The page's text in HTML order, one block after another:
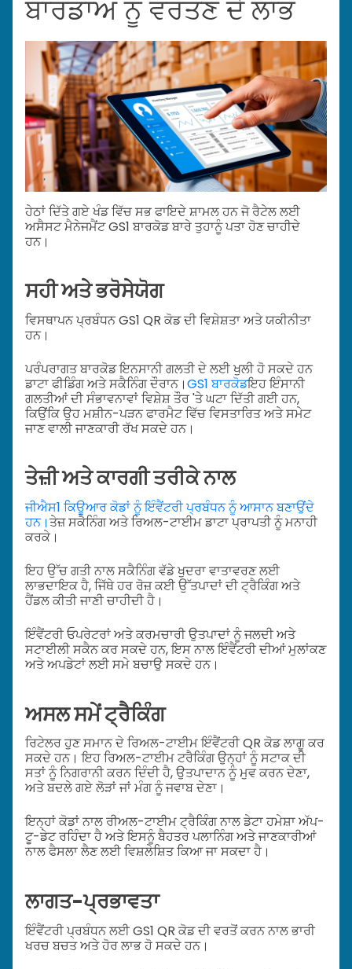
ਬਾਰਡਾਅ ਨੂੰ ਵਰਤਣ ਦੇ ਲਾਭ
ਹੇਠਾਂ ਦਿੱਤੇ ਗਏ ਖੰਡ ਵਿੱਚ ਸਭ ਫਾਇਦੇ ਸ਼ਾਮਲ ਹਨ ਜੋ ਰੈਟੇਲ ਲਈ
ਅਸੈਸਟ ਮੈਨੇਜਮੈਂਟ GS1 ਬਾਰਕੋਡ ਬਾਰੇ ਤੁਹਾਨੂੰ ਪਤਾ ਹੋਣ ਚਾਹੀਦੇ
ਹਨ।
ਸਹੀ ਅਤੇ ਭਰੋਸੇਯੋਗ
ਵਿਸਥਾਪਨ ਪ੍ਰਬੰਧਨ GS1 QR ਕੋਡ ਦੀ ਵਿਸ਼ੇਸ਼ਤਾ ਅਤੇ ਯਕੀਨੀਤਾ
ਹਨ।
ਪਰੰਪਰਾਗਤ ਬਾਰਕੋਡ ਇਨਸਾਨੀ ਗਲਤੀ ਦੇ ਲਈ ਖੁਲੀ ਹੋ ਸਕਦੇ ਹਨ
ਡਾਟਾ ਫੀਡਿੰਗ ਅਤੇ ਸਕੈਨਿੰਗ ਦੌਰਾਨ।GS1 ਬਾਰਕੋਡਇਹ ਇੰਸਾਨੀ
ਗਲਤੀਆਂ ਦੀ ਸੰਭਾਵਨਾਵਾਂ ਵਿਸ਼ੇਸ਼ ਤੌਰ 'ਤੇ ਘਟਾ ਦਿੱਤੀ ਗਈ ਹਨ,
ਕਿਉਂਕਿ ਉਹ ਮਸ਼ੀਨ-ਪੜਨ ਫਾਰਮੈਟ ਵਿੱਚ ਵਿਸਤਾਰਿਤ ਅਤੇ ਸਮੇਟ
ਜਾਣ ਵਾਲੀ ਜਾਣਕਾਰੀ ਰੱਖ ਸਕਦੇ ਹਨ।
ਤੇਜ਼ੀ ਅਤੇ ਕਾਰਗੀ ਤਰੀਕੇ ਨਾਲ
ਜੀਐਸ1 ਕਿਊਆਰ ਕੋਡਾਂ ਨੂੰ ਇੰਵੈਂਟਰੀ ਪ੍ਰਬੰਧਨ ਨੂੰ ਆਸਾਨ ਬਣਾਉਂਦੇ
ਹਨ।ਤੇਜ਼ ਸਕੈਨਿੰਗ ਅਤੇ ਰਿਅਲ-ਟਾਈਮ ਡਾਟਾ ਪ੍ਰਾਪਤੀ ਨੂੰ ਮਨਾਹੀ
ਕਰਕੇ।
ਇਹ ਉੱਚ ਗਤੀ ਨਾਲ ਸਕੈਨਿੰਗ ਵੱਡੇ ਖੁਦਰਾ ਵਾਤਾਵਰਣ ਲਈ
ਲਾਭਦਾਇਕ ਹੈ, ਜਿੱਥੇ ਹਰ ਰੋਜ਼ ਕਈ ਉੱਤਪਾਦਾਂ ਦੀ ਟ੍ਰੈਕਿੰਗ ਅਤੇ
ਹੈਂਡਲ ਕੀਤੀ ਜਾਣੀ ਚਾਹੀਦੀ ਹੈ।
ਇੰਵੈਂਟਰੀ ਓਪਰੇਟਰਾਂ ਅਤੇ ਕਰਮਚਾਰੀ ਉਤਪਾਦਾਂ ਨੂੰ ਜਲਦੀ ਅਤੇ
ਸਟਾਈਲੀ ਸਕੈਨ ਕਰ ਸਕਦੇ ਹਨ, ਇਸ ਨਾਲ ਇੰਵੈਂਟਰੀ ਦੀਆਂ ਮੁਲਾਂਕਣ
ਅਤੇ ਅਪਡੇਟਾਂ ਲਈ ਸਮੇ ਬਚਾਉ ਸਕਦੇ ਹਨ।
ਅਸਲ ਸਮੇਂ ਟ੍ਰੈਕਿੰਗ
ਰਿਟੇਲਰ ਹੁਣ ਸਮਾਨ ਦੇ ਰਿਅਲ-ਟਾਈਮ ਇੰਵੈਂਟਰੀ QR ਕੋਡ ਲਾਗੂ ਕਰ
ਸਕਦੇ ਹਨ। ਇਹ ਰਿਅਲ-ਟਾਈਮ ਟਰੈਕਿੰਗ ਉਨ੍ਹਾਂ ਨੂੰ ਸਟਾਕ ਦੀ
ਸਤਾਂ ਨੂੰ ਨਿਗਰਾਨੀ ਕਰਨ ਦਿੰਦੀ ਹੈ, ਉਤਪਾਦਾਨ ਨੂੰ ਮੁਵ ਕਰਨ ਦੇਣਾ,
ਅਤੇ ਬਦਲੇ ਗਏ ਲੋੜਾਂ ਜਾਂ ਮੰਗ ਨੂੰ ਜਵਾਬ ਦੇਣਾ।
ਇਨ੍ਹਾਂ ਕੋਡਾਂ ਨਾਲ ਰੀਅਲ-ਟਾਈਮ ਟ੍ਰੈਕਿੰਗ ਨਾਲ ਡੇਟਾ ਹਮੇਸ਼ਾ ਅੱਪ-
ਟੂ-ਡੇਟ ਰਹਿੰਦਾ ਹੈ ਅਤੇ ਇਸਨੂੰ ਬੈਹਤਰ ਪਲਾਨਿੰਗ ਅਤੇ ਜਾਣਕਾਰੀਆਂ
ਨਾਲ ਫੈਸਲਾ ਲੈਣ ਲਈ ਵਿਸ਼ਲੇਸ਼ਿਤ ਕਿਆ ਜਾ ਸਕਦਾ ਹੈ।
ਲਾਗਤ-ਪ੍ਰਭਾਵਤਾ
ਇੰਵੈਂਟਰੀ ਪ੍ਰਬੰਧਨ ਲਈ GS1 QR ਕੋਡ ਦੀ ਵਰਤੋਂ ਕਰਨ ਨਾਲ ਭਾਰੀ
ਖਰਚ ਬਚਤ ਅਤੇ ਹੋਰ ਲਾਭ ਹੋ ਸਕਦੇ ਹਨ।